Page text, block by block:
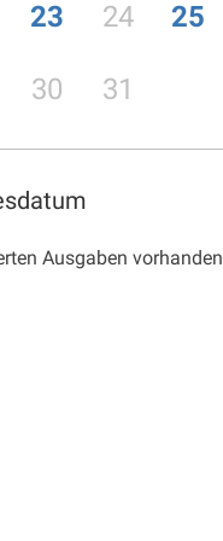
23 24 25
30 31
Ausgaben vorhanden